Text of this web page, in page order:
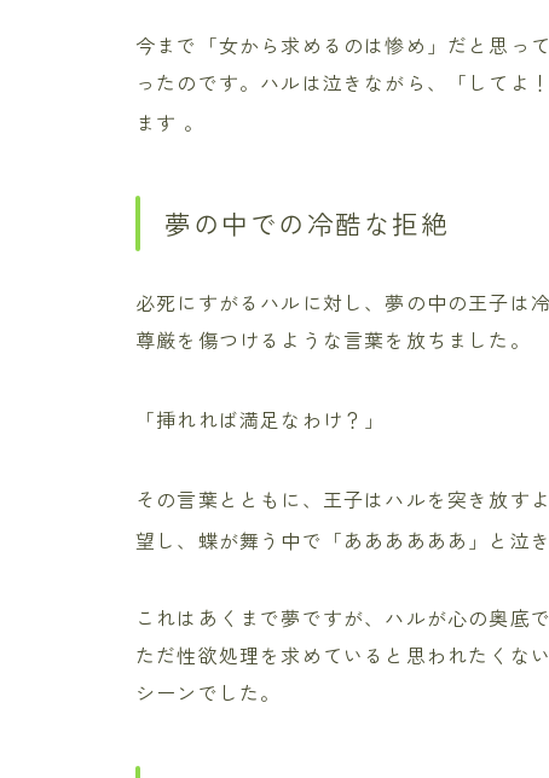
今まで「女から求めるのは惨め」だと思っ
ったのです。ハルは泣きながら、「して
ます 。
夢の中での冷酷な拒絶
必死にすがるハルに対し、夢の中の王子は
尊厳を傷つけるような言葉を放ちました。
「挿れれば満足なわけ？」
その言葉とともに、王子はハルを突き放す
望し、蝶が舞う中で「ああああああ」と泣
これはあくまで夢ですが、ハルが心の奥底
ただ性欲処理を求めていると思われたくな
シーンでした。